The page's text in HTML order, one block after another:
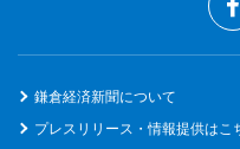
鎌倉経済新聞について
プレスリリース・情報提供はこ